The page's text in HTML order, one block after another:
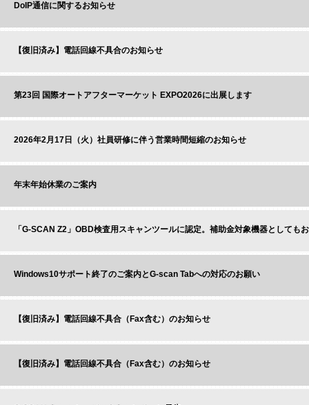
DoIP通信に関するお知らせ
【復旧済み】電話回線不具合のお知らせ
第23回 国際オートアフターマーケット EXPO2026に出展します
2026年2月17日（火）社員研修に伴う営業時間短縮のお知らせ
年末年始休業のご案内
「G-SCAN Z2」OBD検査用スキャンツールに認定。補助金対象機器としても
Windows10サポート終了のご案内とG-scan Tabへの対応のお願い
【復旧済み】電話回線不具合（Fax含む）のお知らせ
【復旧済み】電話回線不具合（Fax含む）のお知らせ